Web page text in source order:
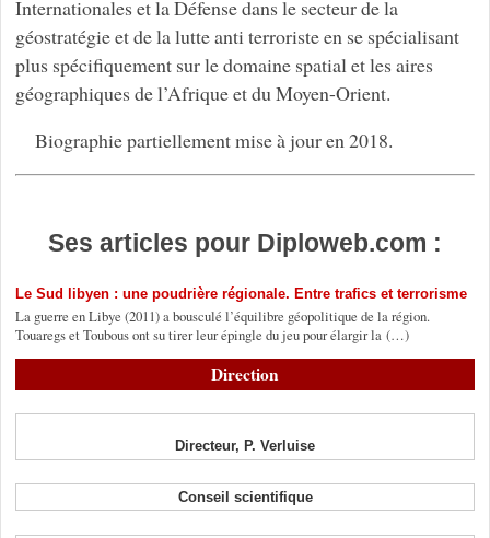
Internationales et la Défense dans le secteur de la
géostratégie et de la lutte anti terroriste en se spécialisant
plus spécifiquement sur le domaine spatial et les aires
géographiques de l’Afrique et du Moyen-Orient.
Biographie partiellement mise à jour en 2018.
Ses articles pour Diploweb.com :
Le Sud libyen : une poudrière régionale. Entre trafics et terrorisme
La guerre en Libye (2011) a bousculé l’équilibre géopolitique de la région.
Touaregs et Toubous ont su tirer leur épingle du jeu pour élargir la (…)
Direction
Directeur, P. Verluise
Conseil scientifique